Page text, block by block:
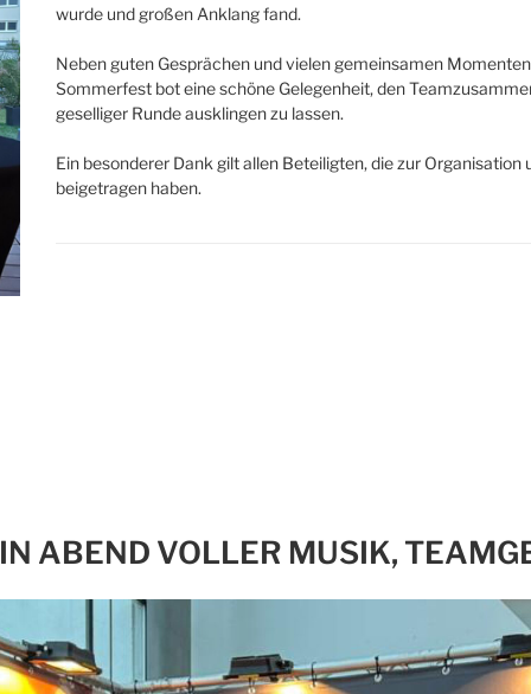
wurde und großen Anklang fand.
Neben guten Gesprächen und vielen gemeinsamen
Sommerfest bot eine schöne Gelegenheit, den
geselliger Runde ausklingen zu lassen.
Ein besonderer Dank gilt allen Beteiligten, die zur
beigetragen haben.
ABEND VOLLER MUSIK,